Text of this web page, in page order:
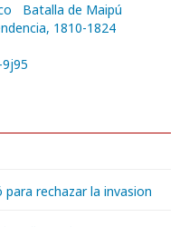
Batalla de Maipú
1810-1824
rechazar la invasion